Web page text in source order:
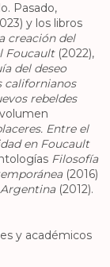
Pasado,
y los libros
creación del
Foucault(2022),
del deseo
californianos
rebeldes
Entre el
en Foucault
Filosofía
(2016)
(2012).
y académicos